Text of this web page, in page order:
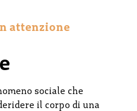
attenzione
sociale che
il corpo di una